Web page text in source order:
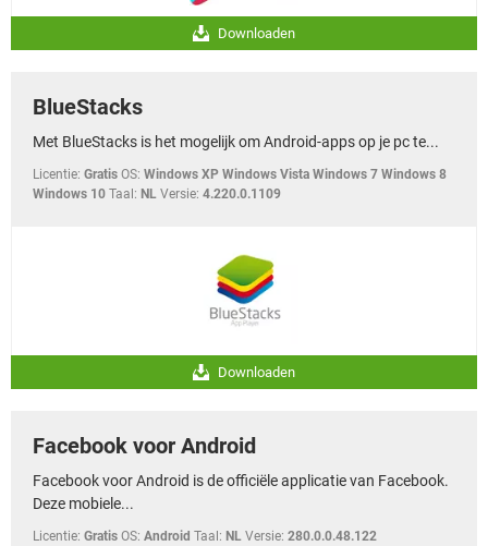
Downloaden
BlueStacks
Met BlueStacks is het mogelijk om Android-apps op je pc te...
Licentie: Gratis OS: Windows XP Windows Vista Windows 7 Windows 8
Windows 10 Taal: NL Versie: 4.220.0.1109
Downloaden
Facebook voor Android
Facebook voor Android is de officiële applicatie van Facebook.
Deze mobiele...
Licentie: Gratis OS: Android Taal: NL Versie: 280.0.0.48.122